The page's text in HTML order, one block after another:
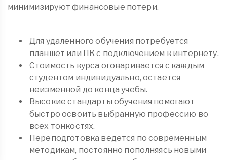
минимизируют финансовые потери.
Для удаленного обучения потребуется
планшет или ПК с подключением к интернету.
Стоимость курса оговаривается с каждым
студентом индивидуально, остается
неизменной до конца учебы.
Высокие стандарты обучения помогают
быстро освоить выбранную профессию во
всех тонкостях.
Переподготовка ведется по современным
методикам, постоянно пополняясь новыми